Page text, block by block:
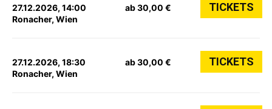
27.12.2026, 14:00
Ronacher, Wien
ab 30,00 € TICKETS
27.12.2026, 18:30
Ronacher, Wien
ab 30,00 € TICKETS